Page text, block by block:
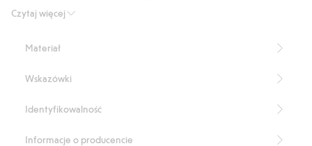
Czytaj więcej
detal, a ściągacz zapewnia wygodne dopasowanie. Zatrzaski z tyłu i
Produkt zawiera 95% bawełny ekologicznej.
Organic cotton- GOTS
Materiał
Wskazówki
Identyfikowalność
Informacje o producencie